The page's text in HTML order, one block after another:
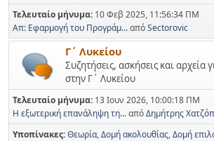
Τελευταίο μήνυμα: 10 Φεβ 2025, 11:56:34 ΠΜ
Απ: Εφαρμογή του Προγράμ...απόSectorovic
Γ΄ Λυκείου
Συζητήσεις, ασκήσεις και αρχεία
στην Γ΄ Λυκείου
Τελευταίο μήνυμα: 13 Ιουν 2026, 10:00:18 ΠΜ
Η εξωτερική επανάληψη τη...απόΔημήτρης
Υποπίνακες Θεωρία Δομή ακολουθίας Δομή